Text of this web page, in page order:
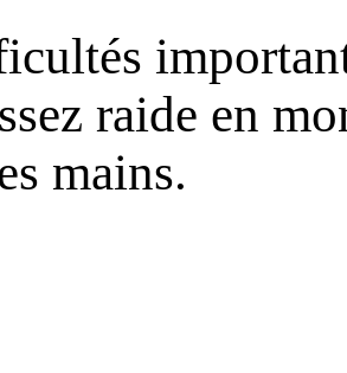
raide en
mains.